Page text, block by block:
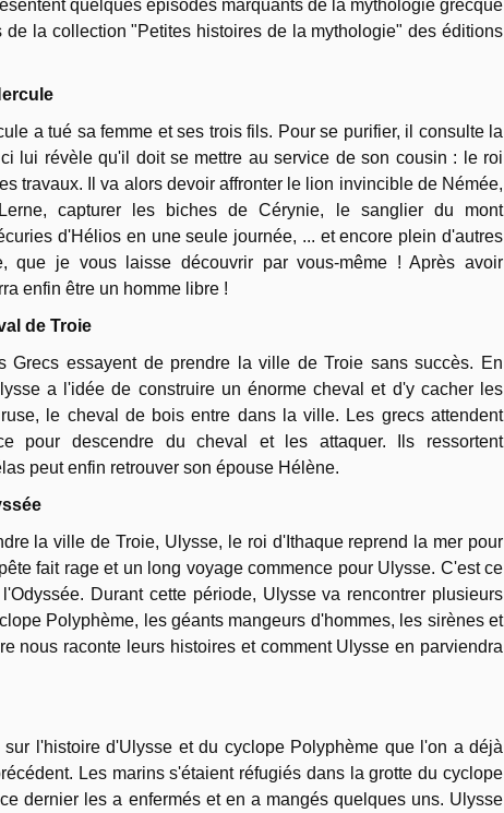
quelques épisodes marquants de la mythologie grecque
de la collection "Petites histoires de la mythologie" des éditions
a tué sa femme et ses trois fils. Pour se purifier, il consulte la
lui révèle qu'il doit se mettre au service de son cousin : le roi
travaux. Il va alors devoir affronter le lion invincible de Némée,
capturer les biches de Cérynie, le sanglier du mont
d'Hélios en une seule journée, ... et encore plein d'autres
que je vous laisse découvrir par vous-même ! Après avoir
enfin être un homme libre !
de Troie
Grecs essayent de prendre la ville de Troie sans succès. En
a l'idée de construire un énorme cheval et d'y cacher les
le cheval de bois entre dans la ville. Les grecs attendent
pour descendre du cheval et les attaquer. Ils ressortent
peut enfin retrouver son épouse Hélène.
la ville de Troie, Ulysse, le roi d'Ithaque reprend la mer pour
fait rage et un long voyage commence pour Ulysse. C'est ce
Durant cette période, Ulysse va rencontrer plusieurs
Polyphème, les géants mangeurs d'hommes, les sirènes et
nous raconte leurs histoires et comment Ulysse en parviendra
l'histoire d'Ulysse et du cyclope Polyphème que l'on a déjà
Les marins s'étaient réfugiés dans la grotte du cyclope
dernier les a enfermés et en a mangés quelques uns. Ulysse